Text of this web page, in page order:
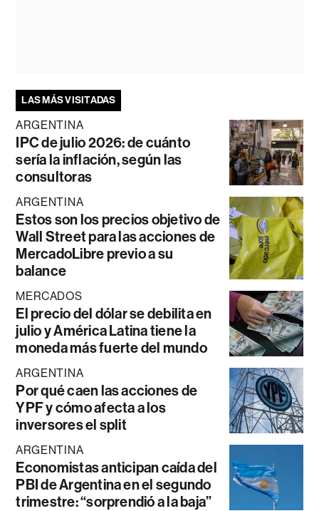
LAS MÁS VISITADAS
ARGENTINA
IPC de julio 2026: de cuánto
sería la inflación, según las
consultoras
ARGENTINA
Estos son los precios objetivo de
Wall Street para las acciones de
MercadoLibre previo a su
balance
MERCADOS
El precio del dólar se debilita en
julio y América Latina tiene la
moneda más fuerte del mundo
ARGENTINA
Por qué caen las acciones de
YPF y cómo afecta a los
inversores el split
ARGENTINA
Economistas anticipan caída del
PBI de Argentina en el segundo
trimestre: “sorprendió a la baja”